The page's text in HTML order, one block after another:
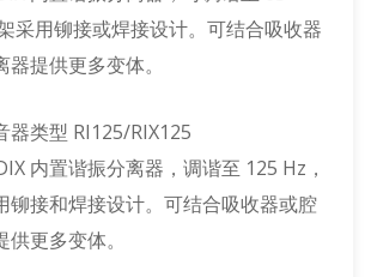
采用铆接或焊接设计。可结合吸收器
提供更多变体。
器类型 RI125/RIX125
内置谐振分离器，调谐至 125 Hz，
铆接和焊接设计。可结合吸收器或腔
更多变体。